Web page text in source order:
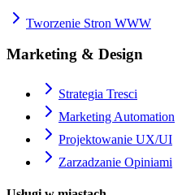
Tworzenie Stron WWW
Marketing & Design
Strategia Tresci
Marketing Automation
Projektowanie UX/UI
Zarzadzanie Opiniami